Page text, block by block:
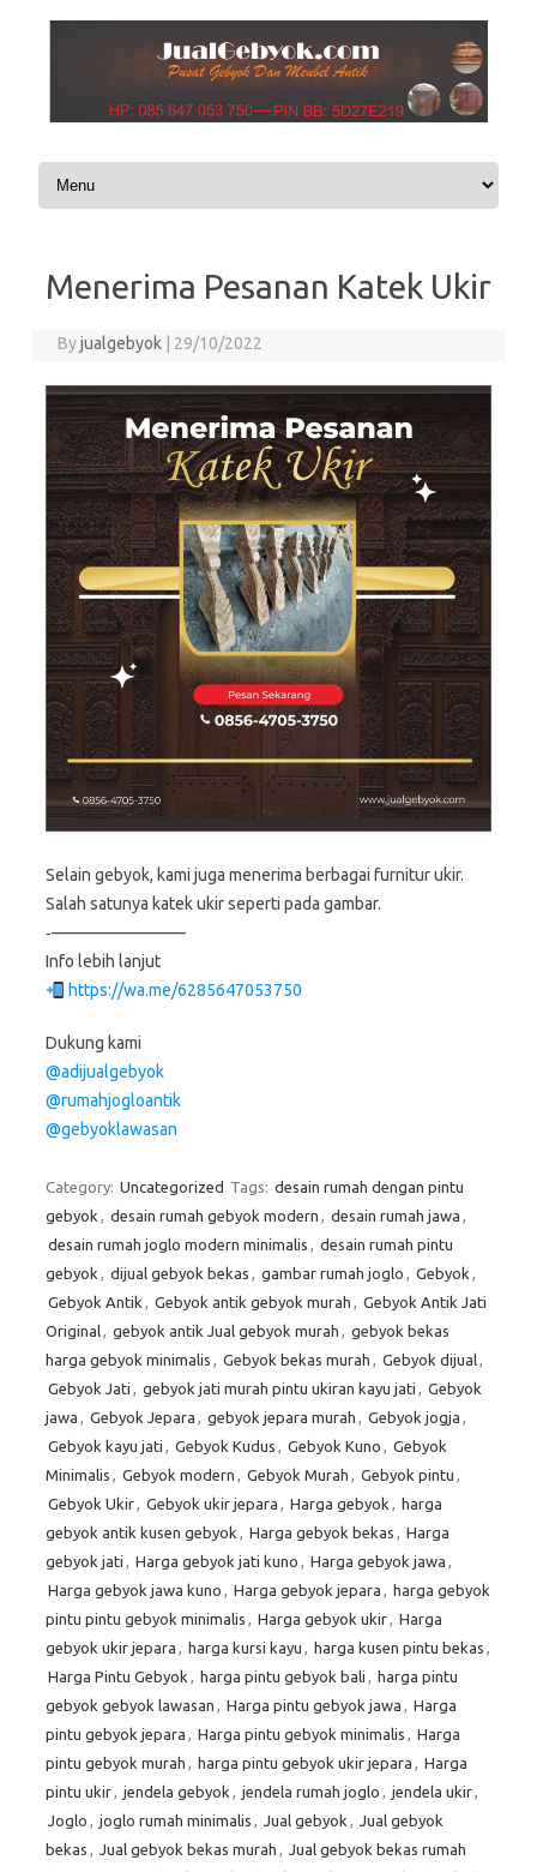
Skip to content
Menerima Pesanan Katek Ukir
Byjualgebyok 29/10/2022
Selain gebyok, kami juga menerima berbagai furnitur ukir.
Salah satunya katek ukir seperti pada gambar.
‐————————
Info lebih lanjut
https://wa.me/6285647053750
Dukung kami
@adijualgebyok
@rumahjogloantik
@gebyoklawasan
Category: Uncategorized Tags: desain rumah dengan pintu
gebyok , desain rumah gebyok modern , desain rumah jawa ,
desain rumah joglo modern minimalis , desain rumah pintu
gebyok , dijual gebyok bekas , gambar rumah joglo , Gebyok ,
Gebyok Antik , Gebyok antik gebyok murah , Gebyok Antik Jati
Original, gebyok antik Jual gebyok murah , gebyok bekas
harga gebyok minimalis , Gebyok bekas murah , Gebyok dijual,
Gebyok Jati , gebyok jati murah pintu ukiran kayu jati , Gebyok
jawa , Gebyok Jepara , gebyok jepara murah , Gebyok jogja ,
Gebyok kayu jati , Gebyok Kudus , Gebyok Kuno , Gebyok
Minimalis , Gebyok modern , Gebyok Murah , Gebyok pintu ,
Gebyok Ukir, Gebyok ukir jepara , Harga gebyok , harga
gebyok antik kusen gebyok , Harga gebyok bekas , Harga
gebyok jati , Harga gebyok jati kuno , Harga gebyok jawa ,
Harga gebyok jawa kuno , Harga gebyok jepara , harga gebyok
pintu pintu gebyok minimalis , Harga gebyok ukir, Harga
gebyok ukir jepara , harga kursi kayu , harga kusen pintu bekas ,
Harga Pintu Gebyok , harga pintu gebyok bali , harga pintu
gebyok gebyok lawasan , Harga pintu gebyok jawa , Harga
pintu gebyok jepara , Harga pintu gebyok minimalis , Harga
pintu gebyok murah , harga pintu gebyok ukir jepara , Harga
pintu ukir, jendela gebyok , jendela rumah joglo , jendela ukir,
Joglo , joglo rumah minimalis , Jual gebyok , Jual gebyok
bekas , Jual gebyok bekas murah , Jual gebyok bekas rumah